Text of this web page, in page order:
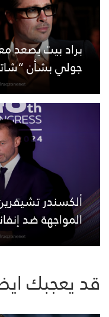
براد بيت يصعد
جولي بشأن
ألكسندر
المواجهة ضد
قد يعجبك